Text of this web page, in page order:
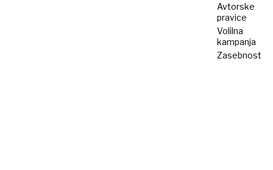
Avtorske
pravice
Volilna
kampanja
Zasebnost